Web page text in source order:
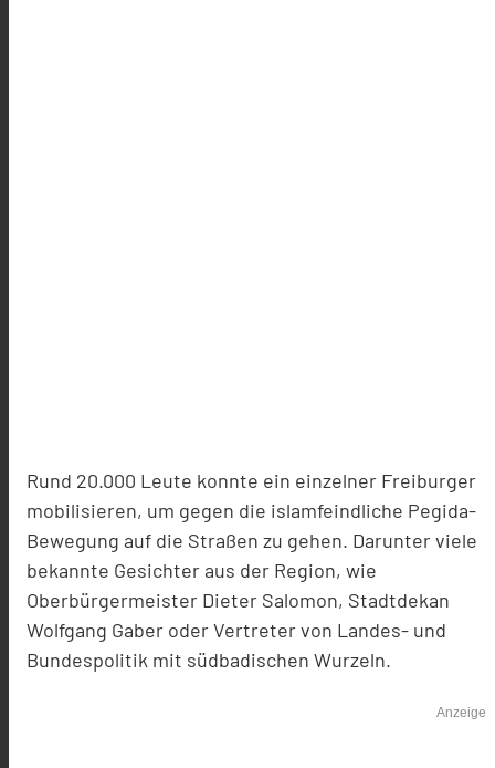
Rund 20.000 Leute konnte ein einzelner Freiburger
mobilisieren, um gegen die islamfeindliche Pegida-
Bewegung auf die Straßen zu gehen. Darunter viele
bekannte Gesichter aus der Region, wie
Oberbürgermeister Dieter Salomon, Stadtdekan
Wolfgang Gaber oder Vertreter von Landes- und
Bundespolitik mit südbadischen Wurzeln.
Anzeige